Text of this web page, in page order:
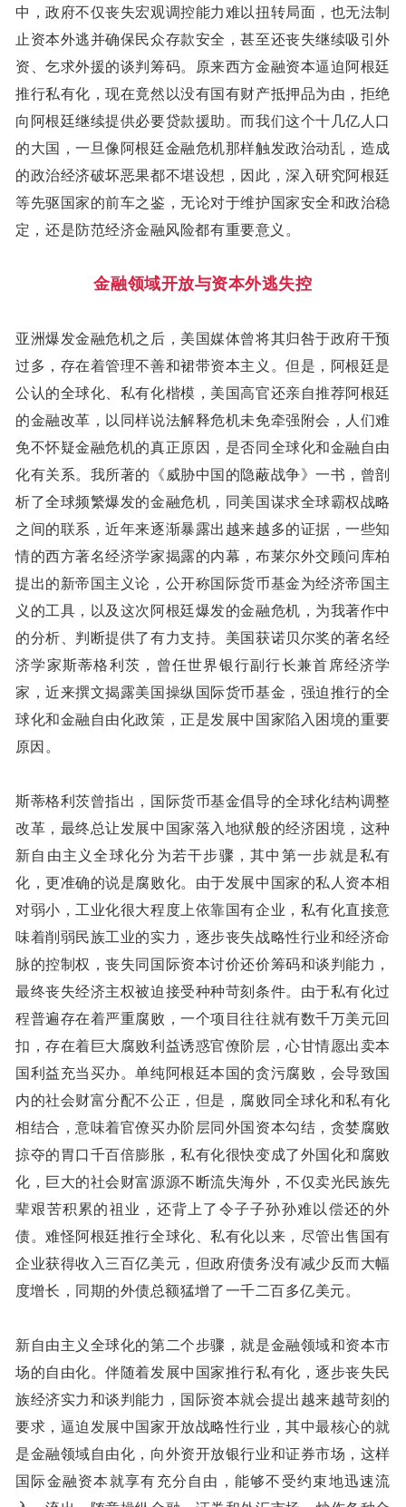
中，政府不仅丧失宏观调控能力难以扭转局面，也无法制
止资本外逃并确保民众存款安全，甚至还丧失继续吸引外
资、乞求外援的谈判筹码。原来西方金融资本逼迫阿根廷
推行私有化，现在竟然以没有国有财产抵押品为由，拒绝
向阿根廷继续提供必要贷款援助。而我们这个十几亿人口
的大国，一旦像阿根廷金融危机那样触发政治动乱，造成
的政治经济破坏恶果都不堪设想，因此，深入研究阿根廷
等先驱国家的前车之鉴，无论对于维护国家安全和政治稳
定，还是防范经济金融风险都有重要意义。
金融领域开放与资本外逃失控
亚洲爆发金融危机之后，美国媒体曾将其归咎于政府干预
过多，存在着管理不善和裙带资本主义。但是，阿根廷是
公认的全球化、私有化楷模，美国高官还亲自推荐阿根廷
的金融改革，以同样说法解释危机未免牵强附会，人们难
免不怀疑金融危机的真正原因，是否同全球化和金融自由
化有关系。我所著的《威胁中国的隐蔽战争》一书，曾剖
析了全球频繁爆发的金融危机，同美国谋求全球霸权战略
之间的联系，近年来逐渐暴露出越来越多的证据，一些知
情的西方著名经济学家揭露的内幕，布莱尔外交顾问库柏
提出的新帝国主义论，公开称国际货币基金为经济帝国主
义的工具，以及这次阿根廷爆发的金融危机，为我著作中
的分析、判断提供了有力支持。美国获诺贝尔奖的著名经
济学家斯蒂格利茨，曾任世界银行副行长兼首席经济学
家，近来撰文揭露美国操纵国际货币基金，强迫推行的全
球化和金融自由化政策，正是发展中国家陷入困境的重要
原因。
斯蒂格利茨曾指出，国际货币基金倡导的全球化结构调整
改革，最终总让发展中国家落入地狱般的经济困境，这种
新自由主义全球化分为若干步骤，其中第一步就是私有
化，更准确的说是腐败化。由于发展中国家的私人资本相
对弱小，工业化很大程度上依靠国有企业，私有化直接意
味着削弱民族工业的实力，逐步丧失战略性行业和经济命
脉的控制权，丧失同国际资本讨价还价筹码和谈判能力，
最终丧失经济主权被迫接受种种苛刻条件。由于私有化过
程普遍存在着严重腐败，一个项目往往就有数千万美元回
扣，存在着巨大腐败利益诱惑官僚阶层，心甘情愿出卖本
国利益充当买办。单纯阿根廷本国的贪污腐败，会导致国
内的社会财富分配不公正，但是，腐败同全球化和私有化
相结合，意味着官僚买办阶层同外国资本勾结，贪婪腐败
掠夺的胃口千百倍膨胀，私有化很快变成了外国化和腐败
化，巨大的社会财富源源不断流失海外，不仅卖光民族先
辈艰苦积累的祖业，还背上了令子子孙孙难以偿还的外
债。难怪阿根廷推行全球化、私有化以来，尽管出售国有
企业获得收入三百亿美元，但政府债务没有减少反而大幅
度增长，同期的外债总额猛增了一千二百多亿美元。
新自由主义全球化的第二个步骤，就是金融领域和资本市
场的自由化。伴随着发展中国家推行私有化，逐步丧失民
族经济实力和谈判能力，国际资本就会提出越来越苛刻的
要求，逼迫发展中国家开放战略性行业，其中最核心的就
是金融领域自由化，向外资开放银行业和证券市场，这样
国际金融资本就享有充分自由，能够不受约束地迅速流